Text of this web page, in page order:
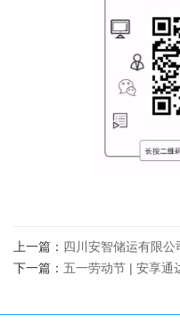
上一篇： 四川安智储运有限公
下一篇： 五一劳动节 | 安享通